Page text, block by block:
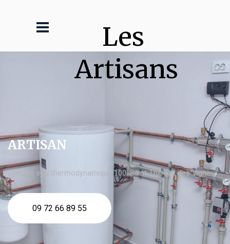
Les
Artisans
ARTISAN
chauffe eau thermodynamique 100l Saint Thibault des Vignes
09 72 66 89 55